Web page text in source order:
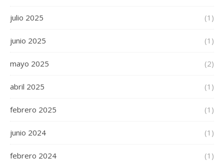
julio 2025 (1)
junio 2025 (1)
mayo 2025 (2)
abril 2025 (1)
febrero 2025 (1)
junio 2024 (1)
febrero 2024 (1)